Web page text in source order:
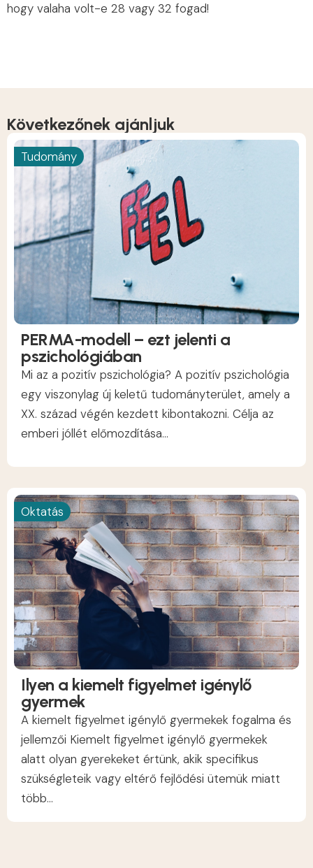
hogy valaha volt-e 28 vagy 32 fogad!
Következőnek ajánljuk
Tudomány
PERMA-modell – ezt jelenti a
pszichológiában
Mi az a pozitív pszichológia? A pozitív pszichológia
egy viszonylag új keletű tudományterület, amely a
XX. század végén kezdett kibontakozni. Célja az
emberi jóllét előmozdítása...
Oktatás
Ilyen a kiemelt figyelmet igénylő
gyermek
A kiemelt figyelmet igénylő gyermekek fogalma és
jellemzői Kiemelt figyelmet igénylő gyermekek
alatt olyan gyerekeket értünk, akik specifikus
szükségleteik vagy eltérő fejlődési ütemük miatt
több...